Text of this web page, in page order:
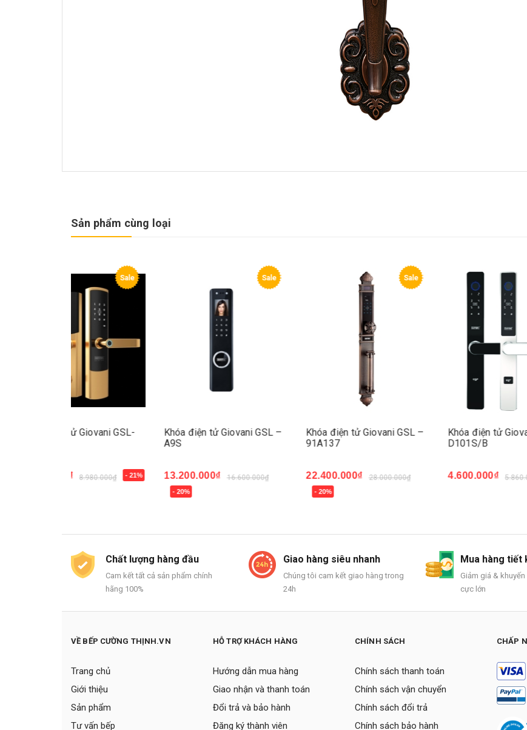
Sản phẩm cùng loại
Khóa điện tử Giovani GSL-
7.100.000₫ 8.980.000₫ - 21%
Mua ngay
Khóa điện tử Giovani GSL –
13.200.000₫ 16.600.000₫
Khóa điện tử Giovani GSL –
22.400.000₫ 28.000.000₫
Khóa
Mua
Chất lượng hàng đầu
Cam kết tất cả sản phẩm chính
hãng 100%
Giao hàng siêu nhanh
Chúng tôi cam kết giao hàng trong
24h
Mua hàng tiết
Giảm giá &
cực lớn
VỀ BẾP CƯỜNG THỊNH.VN
Trang chủ
Giới thiệu
Sản phẩm
Tư vấn bếp
HỖ TRỢ KHÁCH HÀNG
Hướng dẫn mua hàng
Giao nhận và thanh toán
Đổi trả và bảo hành
Đăng ký thành viên
CHÍNH SÁCH
Chính sách thanh toán
Chính sách vận chuyển
Chính sách đổi trả
Chính sách bảo hành
CHẤP